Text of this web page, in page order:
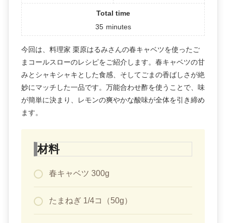
Total time
35 minutes
今回は、料理家 栗原はるみさんの春キャベツを使ったご
まコールスローのレシピをご紹介します。春キャベツの甘
みとシャキシャキとした食感、そしてごまの香ばしさが絶
妙にマッチした一品です。万能合わせ酢を使うことで、味
が簡単に決まり、レモンの爽やかな酸味が全体を引き締め
ます。
材料
春キャベツ 300g
たまねぎ 1/4コ（50g）